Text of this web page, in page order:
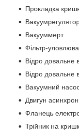
Прокладка
Вакууммерт
Фільтр-
Відро довальне
Відро довальне
Вакуумний
Двигун
Фланець
Трійник на